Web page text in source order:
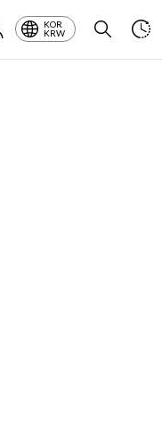
KOR
KRW